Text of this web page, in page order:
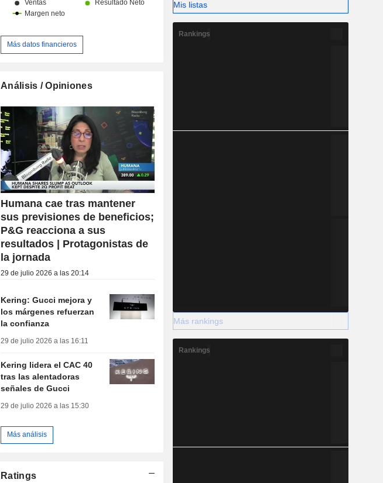
Más datos financieros
Análisis / Opiniones
Humana cae tras mantener
sus previsiones de beneficios;
P&G reacciona a sus
resultados | Protagonistas de
la jornada
29 de julio 2026 a las 20:14
Kering: Gucci mejora y
los márgenes refuerzan
la confianza
29 de julio 2026 a las 16:11
Kering lidera el CAC 40
tras las alentadoras
señales de Gucci
29 de julio 2026 a las 15:30
Más análisis
Ratings
Mis listas
Rankings
Más rankings
Rankings